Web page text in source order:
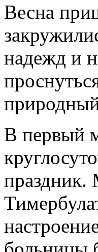
Весна
надежд и
В первый
праздник.